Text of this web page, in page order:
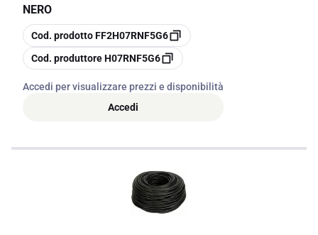
NERO
copia
Cod. prodottoFF2H07RNF5G6
copia
Cod. produttoreH07RNF5G6
Accedi per visualizzare prezzi e disponibilità
Accedi